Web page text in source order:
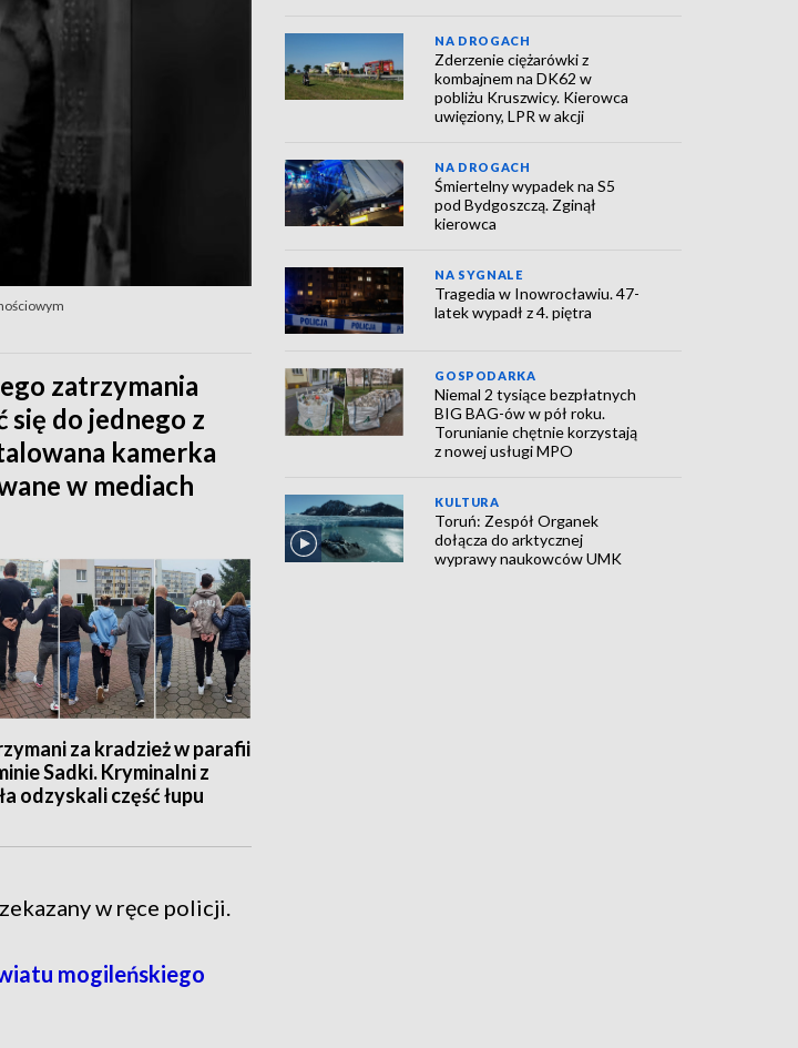
zatrzymania
się do jednego z
kamerka
w mediach
za kradzież w parafii
Sadki. Kryminalni z
odzyskali część łupu
w ręce policji.
mogileńskiego
NA DROGACH
Zderzenie ciężarówki z
kombajnem na DK62 w
pobliżu Kruszwicy. Kierowca
uwięziony, LPR w akcji
NA DROGACH
Śmiertelny wypadek na S5
pod Bydgoszczą. Zginął
kierowca
NA SYGNALE
Tragedia w Inowrocławiu. 47-
latek wypadł z 4. piętra
GOSPODARKA
Niemal 2 tysiące bezpłatnych
BIG BAG-ów w pół roku.
Torunianie chętnie korzystają
z nowej usługi MPO
KULTURA
Toruń: Zespół Organek
dołącza do arktycznej
wyprawy naukowców UMK